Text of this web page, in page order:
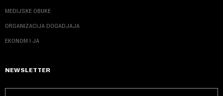
MEDIJSKE OBUKE
ORGANIZACIJA DOGADJAJA
EKONOM I JA
NEWSLETTER